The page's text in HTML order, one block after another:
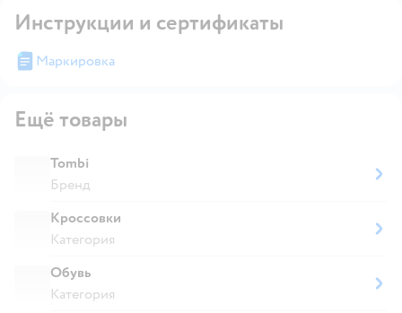
Инструкции и сертификаты
Маркировка
Ещё товары
Tombi
Бренд
Кроссовки
Категория
Обувь
Категория